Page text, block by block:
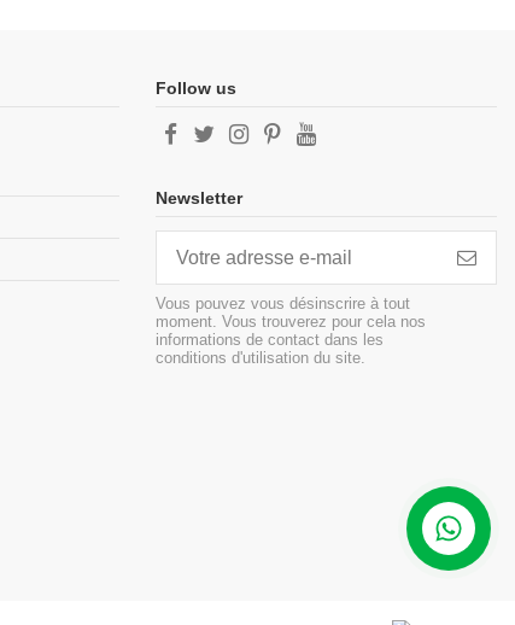
Follow us
Newsletter
Vous pouvez vous désinscrire à tout
moment. Vous trouverez pour cela nos
informations de contact dans les
conditions d'utilisation du site.